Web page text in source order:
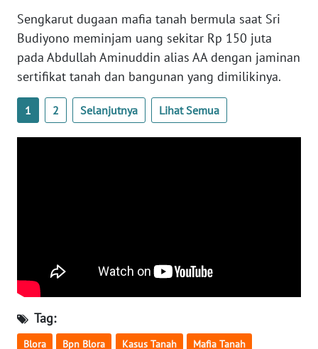
Sengkarut dugaan mafia tanah bermula saat Sri
Budiyono meminjam uang sekitar Rp 150 juta
pada Abdullah Aminuddin alias AA dengan jaminan
sertifikat tanah dan bangunan yang dimilikinya.
1 2 Selanjutnya Lihat Semua
Tag:
Blora Bpn Blora Kasus Tanah Mafia Tanah
JATENG
WN
NUSANTARA
JOGJA
WN
KALBAR
WN
KALTENG